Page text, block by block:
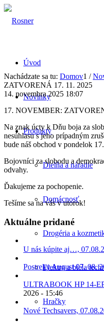
Úvod
Novinky
Produkty
Dielňa a náradie
Domácnosť
Drogéria a
Elektro a biela
Hračky
Nachádzate sa tu: Domov1 /
ZATVORENÁ 17. 11. 2025
14. novembra 2025 18:07
17. NOVEMBER:
Na znak úcty k Dňu boja za
nesúhlasu s jeho prípadným
bude náš obchod v pondelok
Bojovníci za slobodu a
odvahy.
Ďakujeme za pochopenie.
Tešíme sa na vás v utorok!
Aktuálne pridané
U nás kúpite aj…,
Postreky August 07. 08.
ULTRABOOK HP 14-
2026 - 15:46
Nové Techsavers,